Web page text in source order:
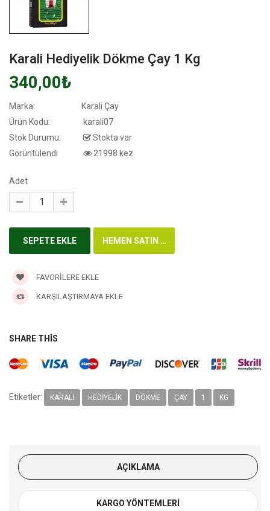
Karali Hediyelik Dökme Çay 1 Kg
340,00₺
Marka:
Karali Çay
Ürün Kodu:
karali07
Stok Durumu:
Stokta var
Görüntülendi
21998 kez
Adet
FAVORILERE EKLE
KARŞILAŞTIRMAYA EKLE
SHARE THIS
Etiketler: KARALI HEDIYELIK DÖKME ÇAY 1 KG
AÇIKLAMA
KARGO YÖNTEMLERI